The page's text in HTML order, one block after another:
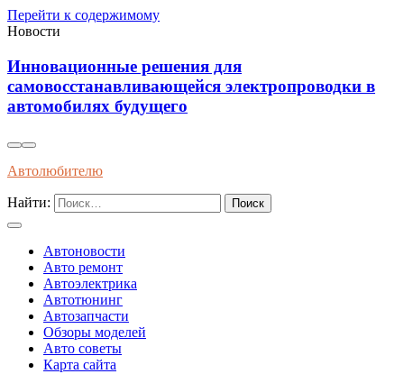
Перейти к содержимому
Новости
в
Установка виброизоляции под
уменьшения шумов и повышения
автомобиле
Автолюбителю
Найти:
Автоновости
Авто ремонт
Автоэлектрика
Автотюнинг
Автозапчасти
Обзоры моделей
Авто советы
Карта сайта